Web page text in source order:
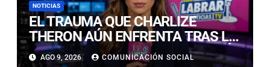
NOTICIAS
EL TRAUMA QUE CHARLIZE
THERON AÚN ENFRENTA TRAS LA
NOCHE EN QUE SU MADRE MATÓ
AGO 9, 2026 COMUNICACIÓN SOCIAL